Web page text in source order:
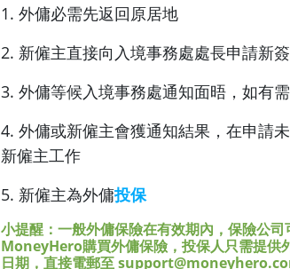
1. 外傭必需先返回原居地
2. 新僱主直接向入境事務處處長申請新
3. 外傭等候入境事務處通知面晤，如有
4. 外傭或新僱主會獲通知結果，在申請
新僱主工作
5. 新僱主為外傭投保
小提醒：一般外傭保險在有效期內，保險公
MoneyHero購買外傭保險，投保人只需提供
日期，直接電郵至